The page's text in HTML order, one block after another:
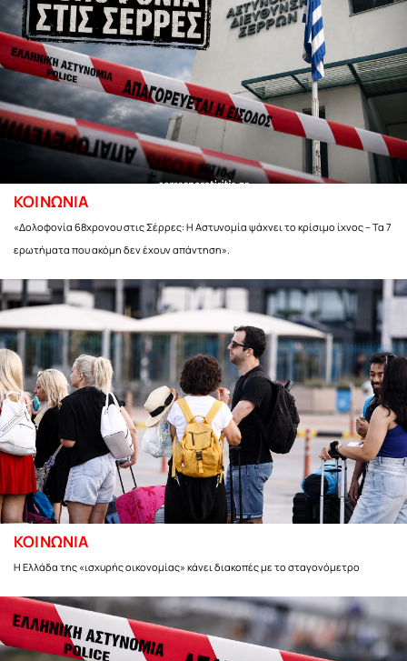
ΚΟΙΝΩΝΙΑ
«Δολοφονία 68χρονου στις Σέρρες: Η Αστυνομία ψάχνει το κρίσιμο ίχνος – Τα 7
ερωτήματα που ακόμη δεν έχουν απάντηση».
ΚΟΙΝΩΝΙΑ
Η Ελλάδα της «ισχυρής οικονομίας» κάνει διακοπές με το σταγονόμετρο